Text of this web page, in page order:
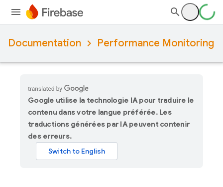
Documentation Performance Monitoring
Google utilise la technologie IA pour traduire le
contenu dans votre langue préférée. Les
traductions générées par IA peuvent contenir
des erreurs.